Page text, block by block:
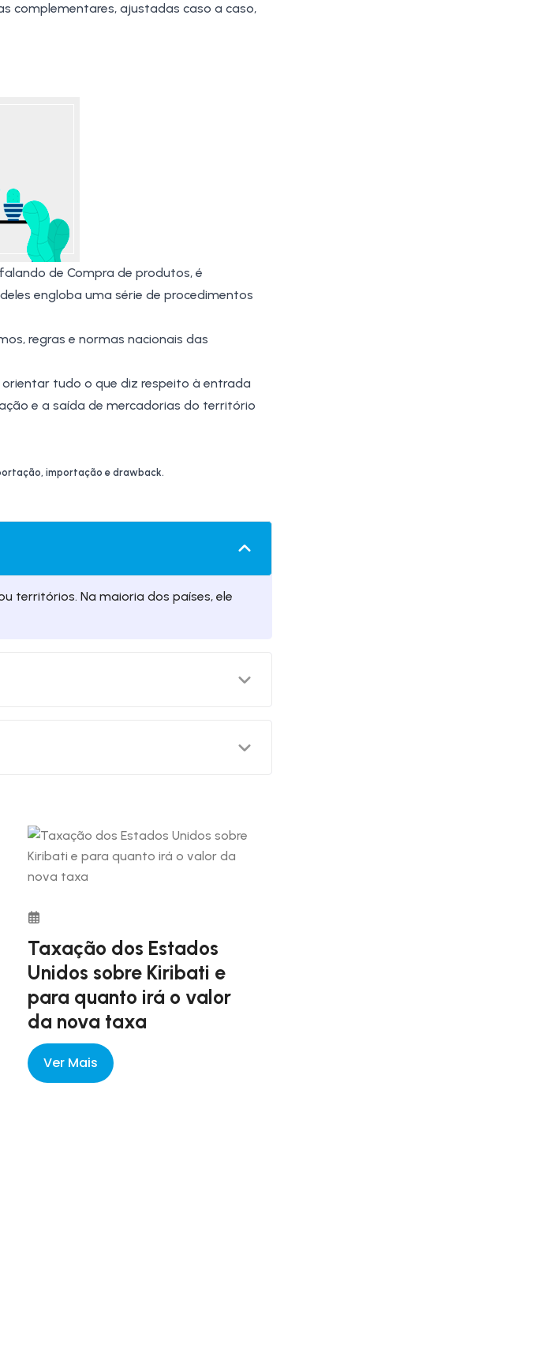
complementares, ajustadas caso a caso,
de Compra de produtos, é
engloba uma série de procedimentos
regras e normas nacionais das
tudo o que diz respeito à entrada
e a saída de mercadorias do território
importação e drawback.
territórios. Na maioria dos países, ele
Taxação dos Estados
Unidos sobre Kiribati e
para quanto irá o valor
da nova taxa
Ver Mais